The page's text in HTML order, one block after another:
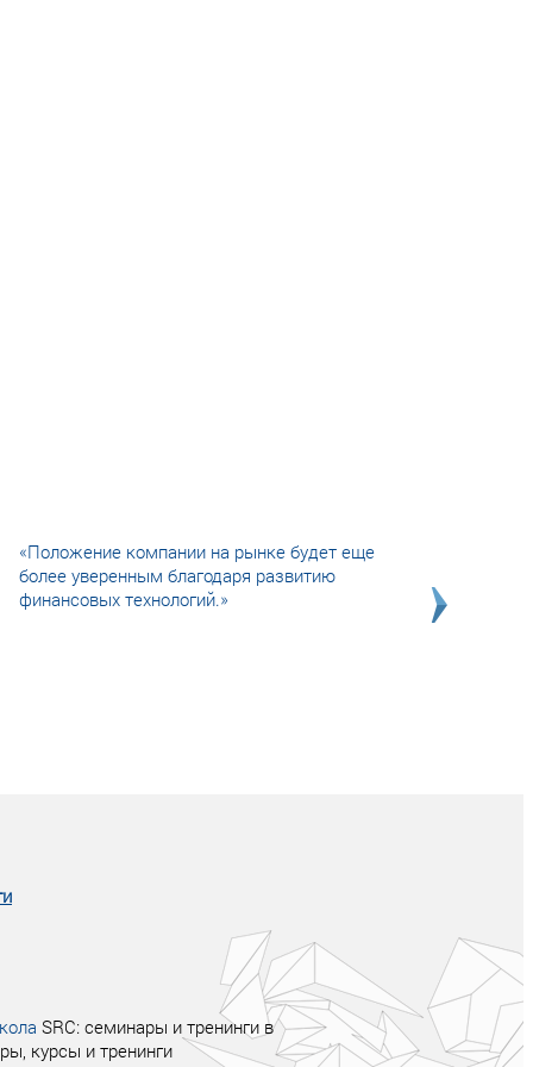
«Положение компании на рынке будет еще
более уверенным благодаря развитию
финансовых технологий.»
SRC: семинары и тренинги в
курсы и тренинги